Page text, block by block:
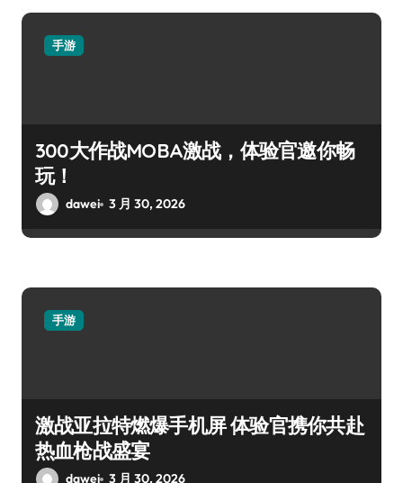
手游
300大作战MOBA激战，体验官邀你畅
玩！
dawei 3 月 30, 2026
手游
激战亚拉特燃爆手机屏 体验官携你共赴
热血枪战盛宴
dawei 3 月 30, 2026